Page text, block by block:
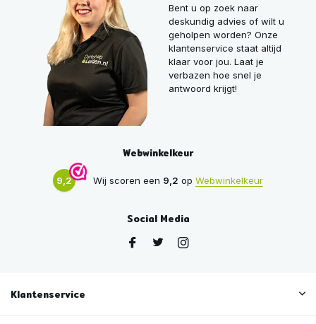
Bent u op zoek naar
deskundig advies of wilt u
geholpen worden? Onze
klantenservice staat altijd
klaar voor jou. Laat je
verbazen hoe snel je
antwoord krijgt!
Webwinkelkeur
9,2 Wij scoren een 9,2 op Webwinkelkeur
Social Media
Klantenservice